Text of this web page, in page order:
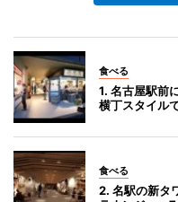
食べる
1. 名古屋駅前
横丁スタイル
食べる
2. 名駅の新タ